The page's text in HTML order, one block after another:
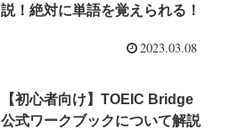
説！絶対に単語を覚えられる！
2023.03.08
【初心者向け】TOEIC Bridge
公式ワークブックについて解説